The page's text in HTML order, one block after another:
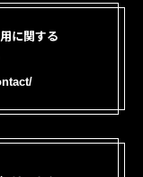
に関する